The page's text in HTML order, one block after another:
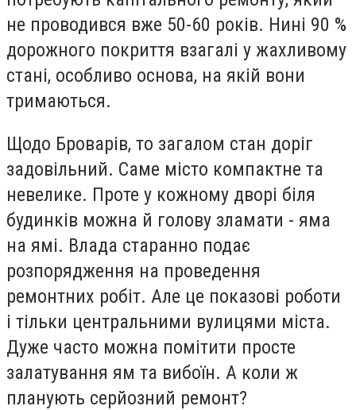
не проводився вже 50-60 років. Нині 90 %
дорожного покриття взагалі у жахливому
стані, особливо основа, на якій вони
тримаються.
Щодо Броварів, то загалом стан доріг
задовільний. Саме місто компактне та
невелике. Проте у кожному дворі біля
будинків можна й голову зламати - яма
на ямі. Влада старанно подає
розпорядження на проведення
ремонтних робіт. Але це показові роботи
і тільки центральними вулицями міста.
Дуже часто можна помітити просте
залатування ям та вибоїн. А коли ж
планують серйозний ремонт?